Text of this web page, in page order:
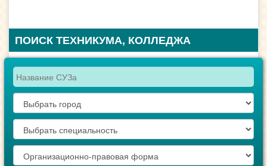
ПОИСК ТЕХНИКУМА, КОЛЛЕДЖА